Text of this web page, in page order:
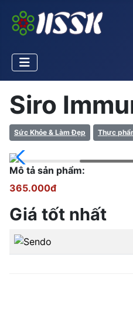
Siro
Sức Khỏe & Làm Đẹp Thực
Mô tả sản phẩm:
365.000đ
Giá tốt nhất